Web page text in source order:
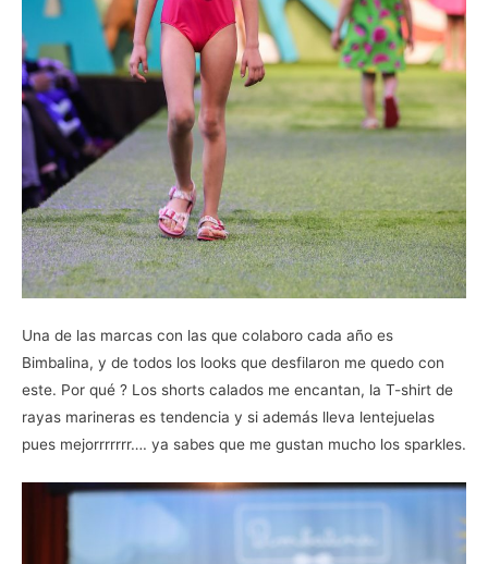
Una de las marcas con las que colaboro cada año es
Bimbalina, y de todos los looks que desfilaron me quedo con
este. Por qué ? Los shorts calados me encantan, la T-shirt de
rayas marineras es tendencia y si además lleva lentejuelas
pues mejorrrrrrr…. ya sabes que me gustan mucho los sparkles.